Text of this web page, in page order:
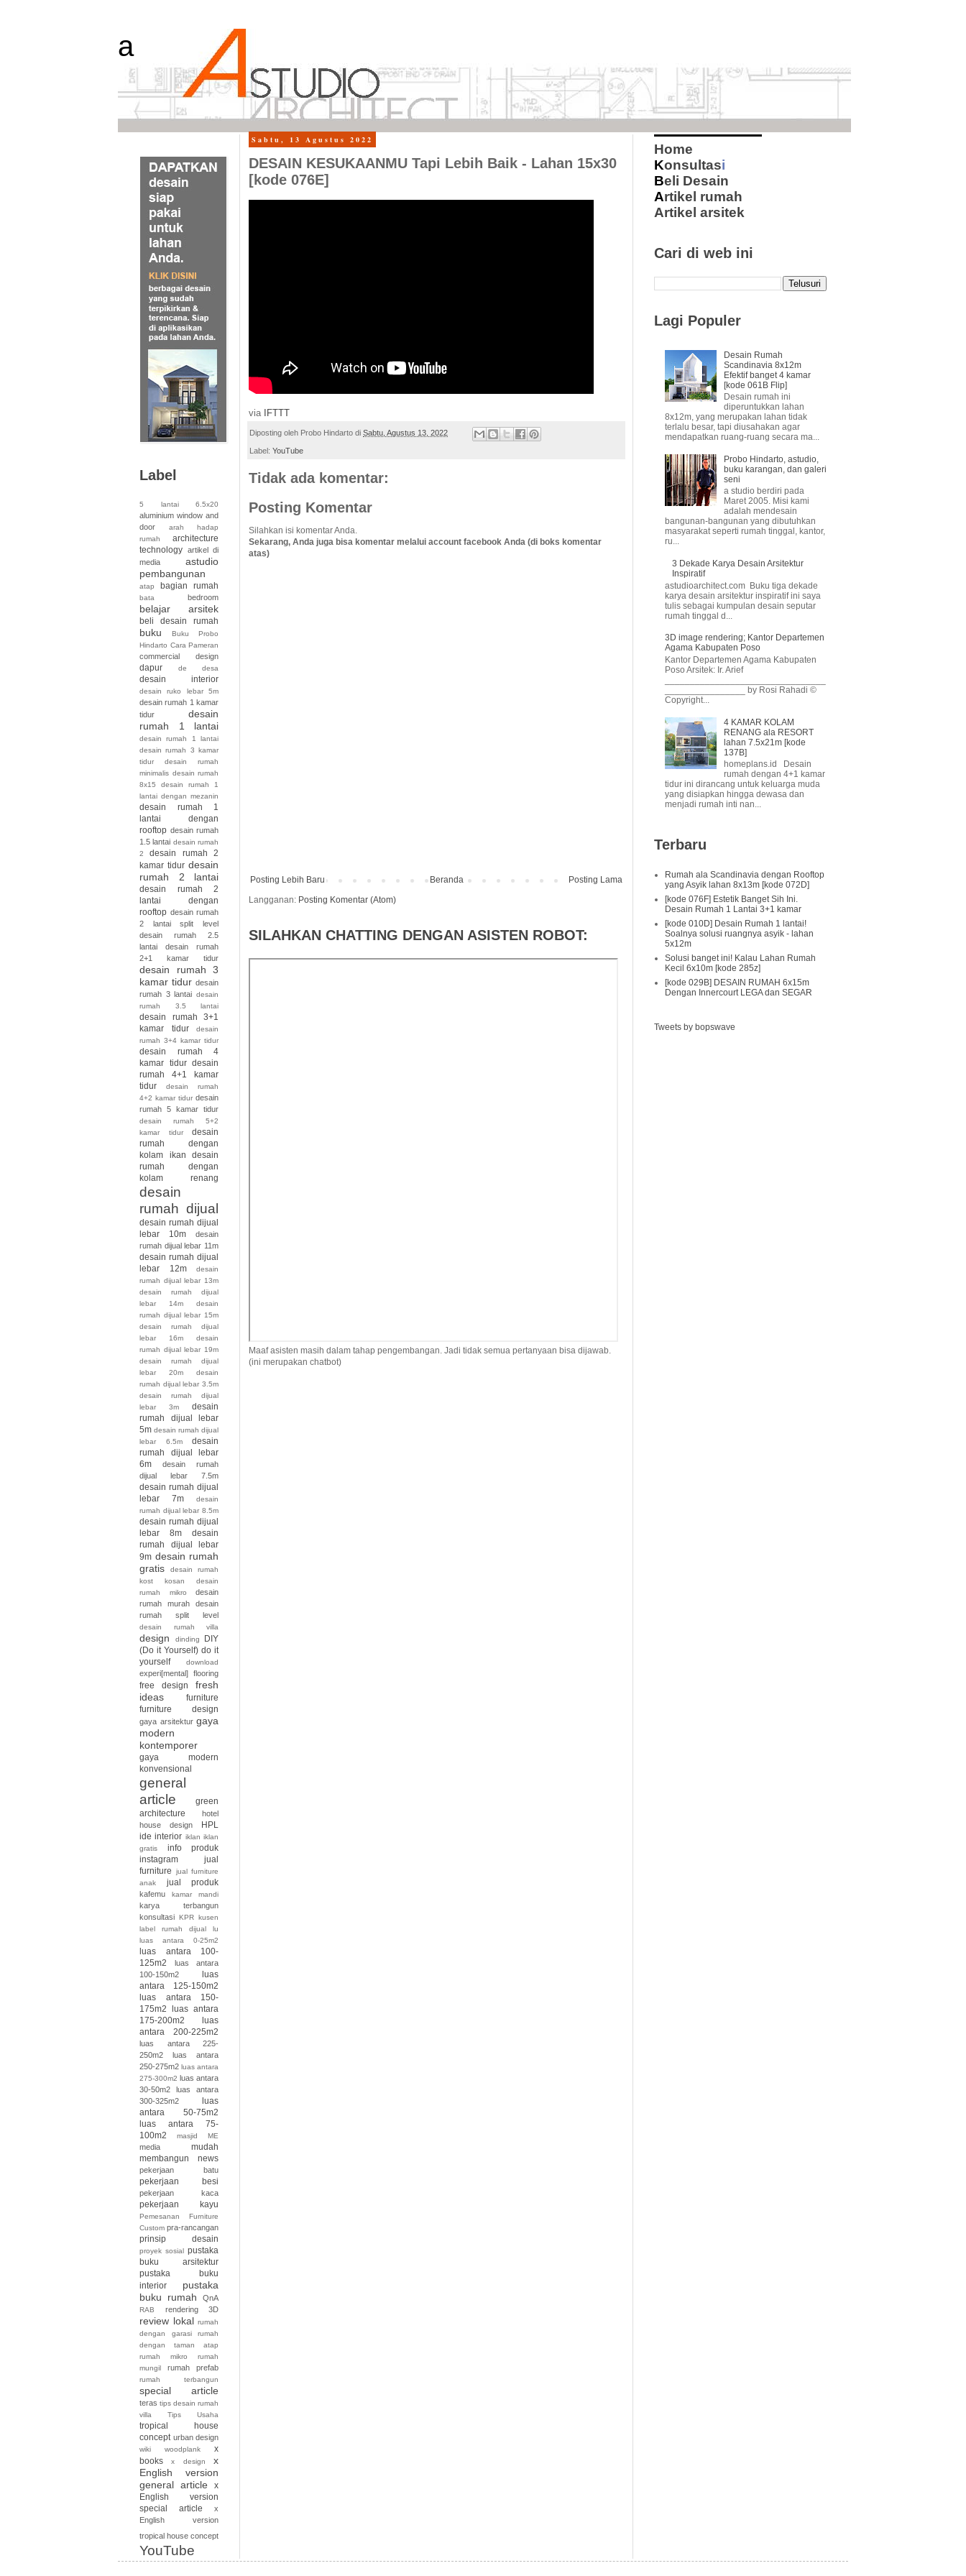
a
Sabtu, 13 Agustus 2022
DESAIN KESUKAANMU Tapi Lebih Baik - Lahan 15x30
[kode 076E]
via IFTTT
Diposting oleh Probo Hindarto di Sabtu, Agustus 13, 2022
Label: YouTube
Tidak ada komentar:
Posting Komentar
Silahkan isi komentar Anda.
Sekarang, Anda juga bisa komentar melalui account facebook Anda (di boks komentar
atas)
Posting Lebih Baru Posting Lama
Beranda
Langganan: Posting Komentar (Atom)
SILAHKAN CHATTING DENGAN ASISTEN ROBOT:
Maaf asisten masih dalam tahap pengembangan. Jadi tidak semua pertanyaan bisa dijawab.
(ini merupakan chatbot)
Label
5 lantai 6.5x20
aluminium window and
door
arah hadap
rumah
architecture
technology artikel di
media
astudio
pembangunan
atap bagian rumah
bata bedroom
belajar arsitek
beli desain rumah
buku
Buku Probo
Hindarto Cara Pameran
commercial design
dapur de desa
desain interior
desain ruko lebar 5m
desain rumah 1 kamar
tidur
desain
rumah 1 lantai
desain rumah 1 lantai
desain rumah 3 kamar
tidur desain rumah
minimalis desain rumah
8x15
desain rumah 1
lantai dengan mezanin
desain rumah 1
lantai dengan
rooftop desain rumah
1.5 lantai desain rumah
2
desain rumah 2
kamar tidur desain
rumah 2 lantai
desain rumah 2
lantai dengan
rooftop desain rumah
2 lantai split level
desain rumah 2.5
lantai
desain rumah
2+1 kamar tidur
desain rumah 3
kamar tidur desain
rumah 3 lantai desain
rumah 3.5 lantai
desain rumah 3+1
kamar tidur
desain
rumah 3+4 kamar tidur
desain rumah 4
kamar tidur desain
rumah 4+1 kamar
tidur
desain rumah
4+2 kamar tidur desain
rumah 5 kamar tidur
desain rumah 5+2
kamar tidur
desain
rumah dengan
kolam ikan
desain
rumah dengan
kolam renang
desain
rumah dijual
desain rumah dijual
lebar 10m
desain
rumah dijual lebar 11m
desain rumah dijual
lebar 12m
desain
rumah dijual lebar 13m
desain rumah dijual
lebar 14m
desain
rumah dijual lebar 15m
desain rumah dijual
lebar 16m
desain
rumah dijual lebar 19m
desain rumah dijual
lebar 20m
desain
rumah dijual lebar 3.5m
desain rumah dijual
lebar 3m
desain
rumah dijual lebar
5m desain rumah dijual
lebar 6.5m
desain
rumah dijual lebar
6m
desain rumah
dijual lebar 7.5m
desain rumah dijual
lebar 7m
desain
rumah dijual lebar 8.5m
desain rumah dijual
lebar 8m
desain
rumah dijual lebar
9m desain rumah
gratis
desain rumah
kost kosan
desain
rumah mikro
desain
rumah murah
desain
rumah split level
desain rumah villa
design dinding
DIY
(Do it Yourself) do it
yourself
download
experi[mental] flooring
free design
fresh
ideas
furniture
furniture design
gaya arsitektur gaya
modern
kontemporer
gaya modern
konvensional
general
article
green
architecture
hotel
house design
HPL
ide interior iklan iklan
gratis
info produk
instagram
jual
furniture
jual furniture
anak
jual produk
kafemu kamar mandi
karya terbangun
konsultasi KPR kusen
label rumah dijual
lu
luas antara 0-25m2
luas antara 100-
125m2
luas antara
100-150m2
luas
antara 125-150m2
luas antara 150-
175m2
luas antara
175-200m2
luas
antara 200-225m2
luas antara 225-
250m2
luas antara
250-275m2 luas antara
275-300m2 luas antara
30-50m2
luas antara
300-325m2
luas
antara 50-75m2
luas antara 75-
100m2
masjid ME
media
mudah
membangun
news
pekerjaan batu
pekerjaan besi
pekerjaan kaca
pekerjaan kayu
Pemesanan Furniture
Custom pra-rancangan
prinsip desain
proyek sosial pustaka
buku arsitektur
pustaka buku
interior
pustaka
buku rumah
QnA
RAB rendering 3D
review lokal rumah
dengan garasi
rumah
dengan taman atap
rumah mikro
rumah
mungil
rumah prefab
rumah terbangun
special article
teras tips desain rumah
villa
Tips Usaha
tropical house
concept urban design
wiki woodplank
x
books
x design
x
English version
general article
x
English version
special article
x
English version
tropical house concept
YouTube
Home
Konsultasi
Beli Desain
Artikel rumah
Artikel arsitek
Cari di web ini
Lagi Populer
Desain Rumah
Scandinavia 8x12m
Efektif banget 4 kamar
[kode 061B Flip]
Desain rumah ini
diperuntukkan lahan
8x12m, yang merupakan lahan tidak
terlalu besar, tapi diusahakan agar
mendapatkan ruang-ruang secara ma...
Probo Hindarto, astudio,
buku karangan, dan galeri
seni
a studio berdiri pada
Maret 2005. Misi kami
adalah mendesain
bangunan-bangunan yang dibutuhkan
masyarakat seperti rumah tinggal, kantor,
ru...
3 Dekade Karya Desain Arsitektur
Inspiratif
astudioarchitect.com Buku tiga dekade
karya desain arsitektur inspiratif ini saya
tulis sebagai kumpulan desain seputar
rumah tinggal d...
3D image rendering; Kantor Departemen
Agama Kabupaten Poso
Kantor Departemen Agama Kabupaten
Poso Arsitek: Ir. Arief
________________ by Rosi Rahadi ©
Copyright...
4 KAMAR KOLAM
RENANG ala RESORT
lahan 7.5x21m [kode
137B]
homeplans.id Desain
rumah dengan 4+1 kamar
tidur ini dirancang untuk keluarga muda
yang disiapkan hingga dewasa dan
menjadi rumah inti nan...
Terbaru
Rumah ala Scandinavia dengan Rooftop
yang Asyik lahan 8x13m [kode 072D]
[kode 076F] Estetik Banget Sih Ini.
Desain Rumah 1 Lantai 3+1 kamar
[kode 010D] Desain Rumah 1 lantai!
Soalnya solusi ruangnya asyik - lahan
5x12m
Solusi banget ini! Kalau Lahan Rumah
Kecil 6x10m [kode 285z]
[kode 029B] DESAIN RUMAH 6x15m
Dengan Innercourt LEGA dan SEGAR
Tweets by bopswave